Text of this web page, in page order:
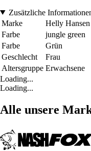
Zusätzliche
Marke
Helly Hansen
Farbe
jungle green
Farbe
Grün
Geschlecht
Frau
Altersgruppe Erwachsene
Loading...
Loading...
Alle unsere